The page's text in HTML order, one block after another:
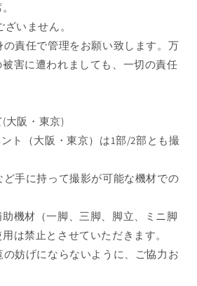
いません。
責任で管理をお願い致します。万
害に遭われましても、一切の責任
大阪・東京)
ト（大阪・東京）は1部/2部とも撮
手に持って撮影が可能な機材での
機材（一脚、三脚、脚立、ミニ脚
は禁止とさせていただきます。
妨げにならないように、ご協力お